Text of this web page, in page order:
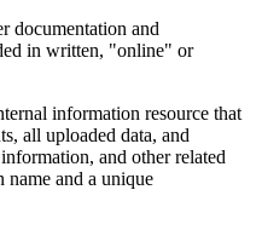
documentation and
in written, "online" or
information resource that
all uploaded data, and
and other related
and a unique